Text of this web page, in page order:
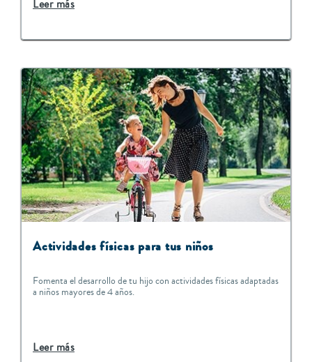
Leer más
Actividades físicas para tus niños
Fomenta el desarrollo de tu hijo con actividades físicas adaptadas
a niños mayores de 4 años.
Leer más